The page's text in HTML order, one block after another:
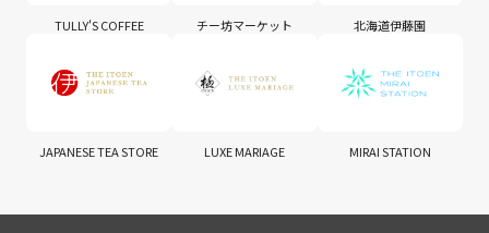
TULLY'S COFFEE チー坊マーケット 北海道伊藤園
JAPANESE TEA STORE LUXE MARIAGE MIRAI STATION